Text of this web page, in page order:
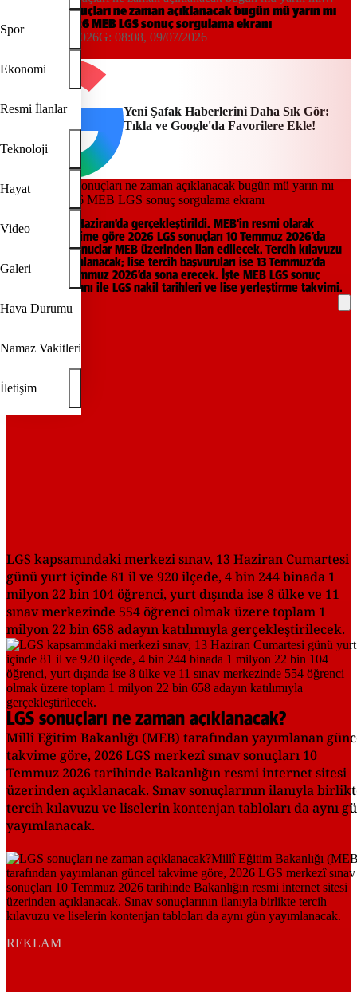
Spor
Ekonomi
Resmi İlanlar
Teknoloji
Hayat
Video
Galeri
Hava Durumu
Namaz Vakitleri
İletişim
açıklanır? 2026 MEB LGS sonuç sorgulama ekranı
LGS sınav sonuçları ne zaman açıklanacak bugün mü yarın mı
açıklanır? 2026 MEB LGS sonuç sorgulama ekranı
08:08, 09/07/2026G: 08:08, 09/07/2026
Yeni Şafak Haberlerini Daha Sık Gör:
Tıkla ve Google'da Favorilere Ekle!
LGS sınavı, 13 Haziran’da gerçekleştirildi. MEB'in resmi olarak
açıkladığı takvime göre 2026 LGS sonuçları 10 Temmuz 2026’da
açıklanacak; sonuçlar MEB üzerinden ilan edilecek. Tercih kılavuzu
aynı gün yayımlanacak; lise tercih başvuruları ise 13 Temmuz’da
başlayıp 24 Temmuz 2026’da sona erecek. İşte MEB LGS sonuç
sorgulama ekranı ile LGS nakil tarihleri ve lise yerleştirme takvimi.
LGS kapsamındaki merkezi sınav, 13 Haziran Cumartesi
günü yurt içinde 81 il ve 920 ilçede, 4 bin 244 binada 1
milyon 22 bin 104 öğrenci, yurt dışında ise 8 ülke ve 11
sınav merkezinde 554 öğrenci olmak üzere toplam 1
milyon 22 bin 658 adayın katılımıyla gerçekleştirilecek.
LGS sonuçları ne zaman açıklanacak?
Millî Eğitim Bakanlığı (MEB) tarafından yayımlanan
takvime göre, 2026 LGS merkezî sınav sonuçları 10
Temmuz 2026 tarihinde Bakanlığın resmi internet sitesi
üzerinden açıklanacak. Sınav sonuçlarının ilanıyla
tercih kılavuzu ve liselerin kontenjan tabloları da aynı
yayımlanacak.
REKLAM